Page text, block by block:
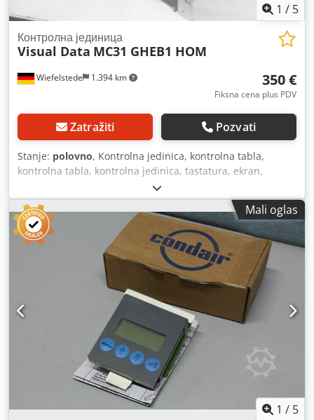
1 / 5
Wiefelstede 1.394 km
Контролна јединица
Visual Data MC31 GHEB1 HOM
350 €
Fiksna cena plus PDV
Zatražiti Pozvati
Stanje: polovno, Kontrolna jedinica, kontrolna tabla,
kontrolna tabla, kontrolna jedinica, tastatura, ekran,
kontrola - Dolazi iz CNC machining centra -Proizvođač:
Vizuelni podaci Codpocc Hu Dofx Acwerf -Tip: MC31 GHEB1
HOM -Dimenzije: 482/365/H265 mm -Težina: 12 kgMali oglas
1 / 5